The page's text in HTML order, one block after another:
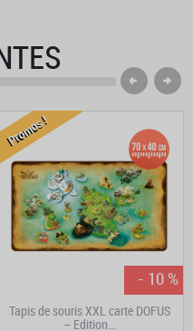
- 10 %
Promos !
Tapis de souris XXL carte DOFUS
– Edition...